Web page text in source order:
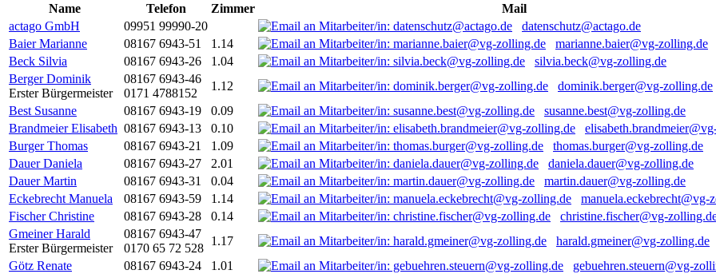
Name
Telefon Zimmer
Mail
actago GmbH
09951 99990-20
datenschutz@actago.de
Baier Marianne
08167 6943-51 1.14
marianne.baier@vg-zolling.de
Beck Silvia
08167 6943-26 1.04
silvia.beck@vg-zolling.de
Berger Dominik
Erster Bürgermeister
08167 6943-46
0171 4788152
1.12
dominik.berger@vg-zolling.de
Best Susanne
08167 6943-19 0.09
susanne.best@vg-zolling.de
Brandmeier Elisabeth 08167 6943-13 0.10
Burger Thomas
08167 6943-21 1.09
thomas.burger@vg-zolling.de
Dauer Daniela
08167 6943-27 2.01
daniela.dauer@vg-zolling.de
Dauer Martin
08167 6943-31 0.04
martin.dauer@vg-zolling.de
Eckebrecht Manuela
08167 6943-59 1.14
manuela.eckebrecht@vg-
Fischer Christine
08167 6943-28 0.14
christine.fischer@vg-
Gmeiner Harald
Erster Bürgermeister
08167 6943-47
0170 65 72 528
1.17
harald.gmeiner@vg-zolling.de
Götz Renate
08167 6943-24 1.01
gebuehren.steuern@vg-